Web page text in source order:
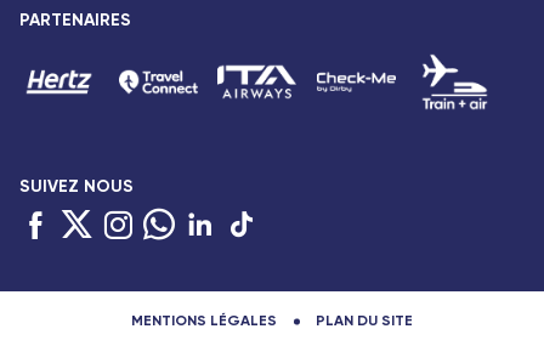
SUIVEZ NOUS
Plan du site
Gestion des cookies
Vols Paris Cotonou
PARTENAIRES
MENTIONS LÉGALES PLAN DU SITE